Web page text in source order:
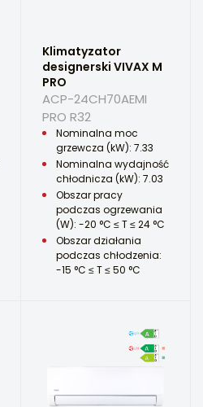
Klimatyzator
designerski VIVAX M
PRO
ACP-24CH70AEMI
PRO R32
Nominalna moc
grzewcza (kW): 7.33
Nominalna wydajność
chłodnicza (kW): 7.03
Obszar pracy
podczas ogrzewania
(W): -20 °C ≤ T ≤ 24 °C
Obszar działania
podczas chłodzenia:
-15 °C ≤ T ≤ 50 °C